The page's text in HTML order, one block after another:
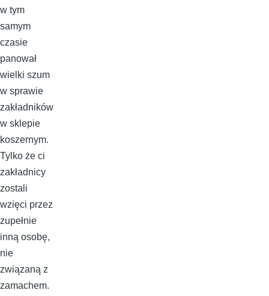
w tym
samym
czasie
panował
wielki szum
w sprawie
zakładników
w sklepie
koszernym.
Tylko że ci
zakładnicy
zostali
wzięci przez
zupełnie
inną osobę,
nie
związaną z
zamachem.